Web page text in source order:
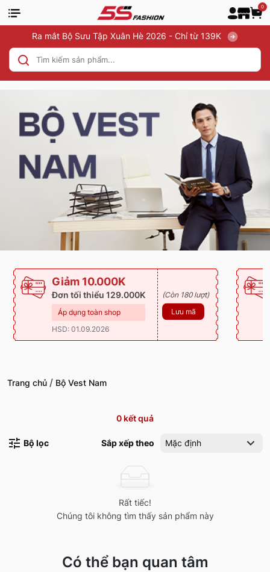
0
Ra mắt Bộ Sưu Tập Xuân Hè 2026 - Chỉ từ 139K
Giảm 10.000K
Đơn tối thiểu 129.000K
Áp dụng toàn shop
HSD: 01.09.2026
(Còn 180 lượt)
Lưu mã
Trang chủ / Bộ Vest Nam
0 kết quả
Bộ lọc Sắp xếp theo Mặc định
Rất tiếc!
Chúng tôi không tìm thấy sản phẩm này
Có thể bạn quan tâm